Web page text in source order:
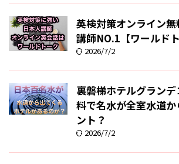
英検対策オンライン
講師NO.1【ワールド
2026/7/2
裏磐梯ホテルグラン
料で名水が全室水道
ント？
2026/7/2